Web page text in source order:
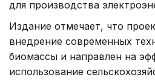
для производства
Издание отмечает, что
внедрение современных
биомассы и направлен на
использование